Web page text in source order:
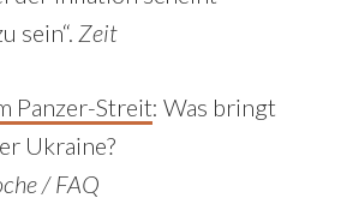
sein“. Zeit
Panzer-Streit: Was bringt
Ukraine?
/ FAQ